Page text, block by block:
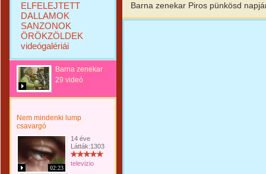
ELFELEJTETT
DALLAMOK
SANZONOK
ÖRÖKZÖLDEK
videógalériái
Barna zenekar
29 videó
Nem mindenki lump
csavargó
02:23
14 éve
Látták:1303
televizio
Barna zenekar Piros pünkösd